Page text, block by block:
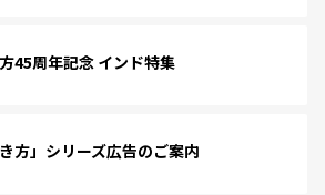
45周年記念 インド特集
き方」シリーズ広告のご案内